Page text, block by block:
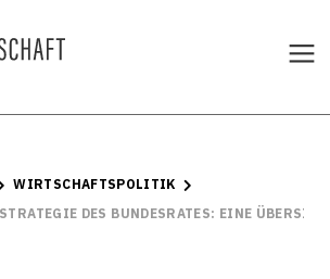
WIRTSCHAFTSPOLITIK
DES BUNDESRATES: EINE